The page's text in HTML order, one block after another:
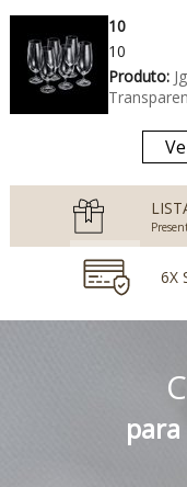
10
10
Produto:
6X